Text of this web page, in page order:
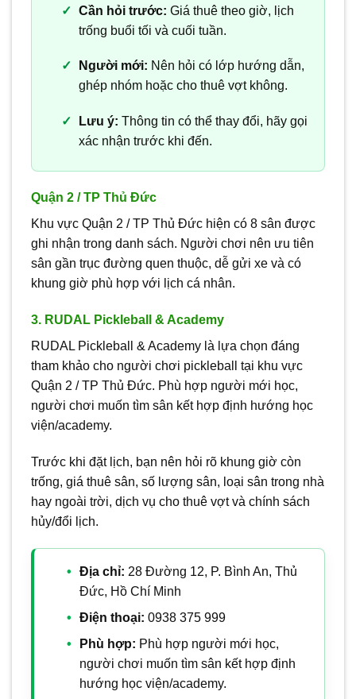
Cần hỏi trước: Giá thuê theo giờ, lịch
trống buổi tối và cuối tuần.
Người mới: Nên hỏi có lớp hướng dẫn,
ghép nhóm hoặc cho thuê vợt không.
Lưu ý: Thông tin có thể thay đổi, hãy gọi
xác nhận trước khi đến.
Quận 2 / TP Thủ Đức
Khu vực Quận 2 / TP Thủ Đức hiện có 8 sân được
ghi nhận trong danh sách. Người chơi nên ưu tiên
sân gần trục đường quen thuộc, dễ gửi xe và có
khung giờ phù hợp với lịch cá nhân.
3. RUDAL Pickleball & Academy
RUDAL Pickleball & Academy là lựa chọn đáng
tham khảo cho người chơi pickleball tại khu vực
Quận 2 / TP Thủ Đức. Phù hợp người mới học,
người chơi muốn tìm sân kết hợp định hướng học
viện/academy.
Trước khi đặt lịch, bạn nên hỏi rõ khung giờ còn
trống, giá thuê sân, số lượng sân, loại sân trong nhà
hay ngoài trời, dịch vụ cho thuê vợt và chính sách
hủy/đổi lịch.
Địa chỉ: 28 Đường 12, P. Bình An, Thủ
Đức, Hồ Chí Minh
Điện thoại: 0938 375 999
Phù hợp: Phù hợp người mới học,
người chơi muốn tìm sân kết hợp định
hướng học viện/academy.